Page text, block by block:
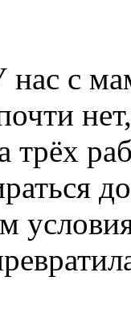
с
трёх